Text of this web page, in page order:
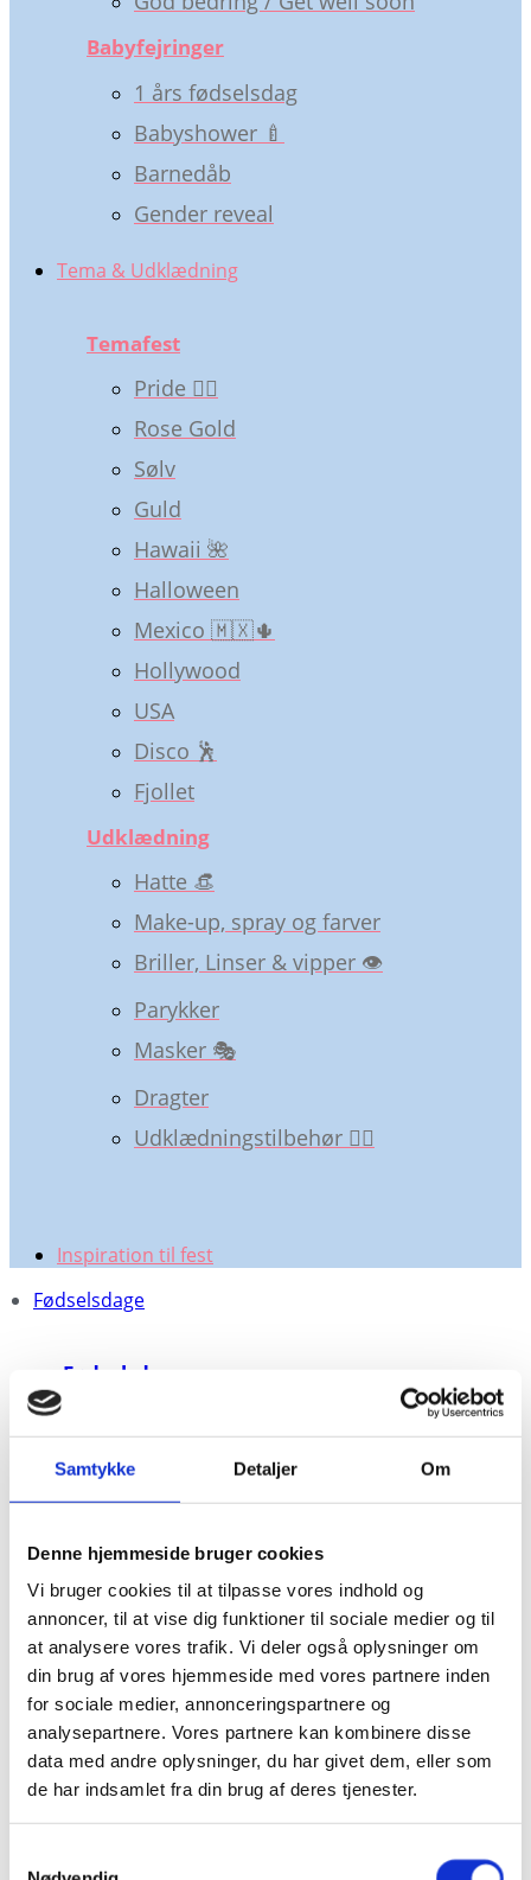
Samtykke Detaljer Om
Denne hjemmeside bruger cookies
Vi bruger cookies til at tilpasse vores indhold og
annoncer, til at vise dig funktioner til sociale medier og til
at analysere vores trafik. Vi deler også oplysninger om
din brug af vores hjemmeside med vores partnere inden
for sociale medier, annonceringspartnere og
analysepartnere. Vores partnere kan kombinere disse
data med andre oplysninger, du har givet dem, eller som
de har indsamlet fra din brug af deres tjenester.
Babyfejringer
1 års fødselsdag
Babyshower 🍼
Barnedåb
Gender reveal
Tema & Udklædning
Temafest
Pride 🏳️‍🌈
Rose Gold
Sølv
Guld
Hawaii 🌺
Halloween
Mexico 🇲🇽🌵
Hollywood
USA
Disco 🕺
Fjollet
Udklædning
Hatte 👒
Make-up, spray og farver
Briller, Linser & vipper 👁️
Parykker
Masker 🎭
Dragter
Udklædningstilbehør 🧝‍♀️
Inspiration til fest
Fødselsdage
Fødselsdage
års
fødselsdag
👶
18
fødselsdag
💁‍♀️
20
års
fødselsdag
30
års
fødselsdag